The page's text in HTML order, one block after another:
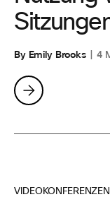
By Emily Brooks 4
VIDEOKONFERENZEN